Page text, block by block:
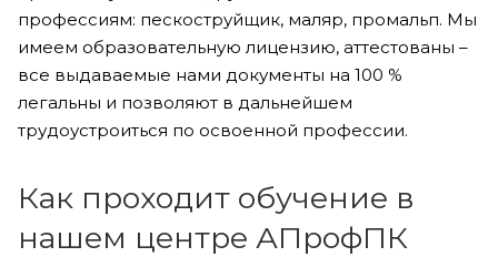
профессиям: пескоструйщик, маляр, промальп. Мы
имеем образовательную лицензию, аттестованы –
все выдаваемые нами документы на 100 %
легальны и позволяют в дальнейшем
трудоустроиться по освоенной профессии.
Как проходит обучение в
нашем центре АПрофПК